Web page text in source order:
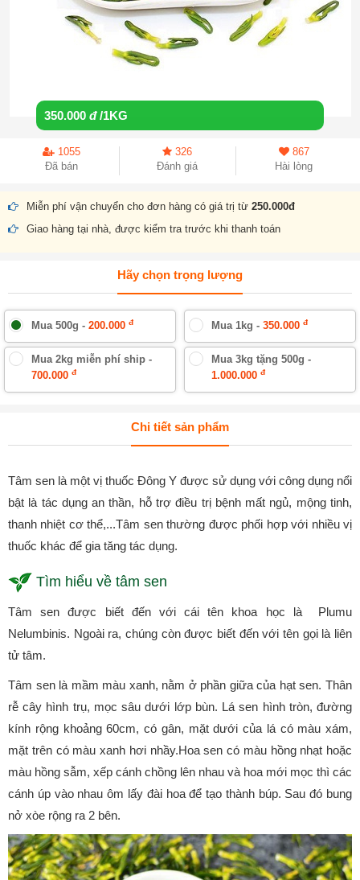
350.000 đ /1KG
1055
Đã bán
326
Đánh giá
867
Hài lòng
Miễn phí vận chuyển cho đơn hàng có giá trị từ 250.000đ
Giao hàng tại nhà, được kiểm tra trước khi thanh toán
Hãy chọn trọng lượng
Mua 500g - 200.000 đ Mua 1kg - 350.000 đ
Mua 2kg miễn phí ship -
700.000 đ
Mua 3kg tặng 500g -
1.000.000 đ
Chi tiết sản phẩm
Tâm sen là một vị thuốc Đông Y được sử dụng với công dụng nổi
bật là tác dụng an thần, hỗ trợ điều trị bệnh mất ngủ, mộng tinh,
thanh nhiệt cơ thể,...Tâm sen thường được phối hợp với nhiều vị
thuốc khác để gia tăng tác dụng.
Tìm hiểu về tâm sen
Tâm sen được biết đến với cái tên khoa học là Plumu
Nelumbinis. Ngoài ra, chúng còn được biết đến với tên gọi là liên
tử tâm.
Tâm sen là mầm màu xanh, nằm ở phần giữa của hạt sen. Thân
rễ cây hình trụ, mọc sâu dưới lớp bùn. Lá sen hình tròn, đường
kính rộng khoảng 60cm, có gân, mặt dưới của lá có màu xám,
mặt trên có màu xanh hơi nhầy.Hoa sen có màu hồng nhạt hoặc
màu hồng sẫm, xếp cánh chồng lên nhau và hoa mới mọc thì các
cánh úp vào nhau ôm lấy đài hoa để tạo thành búp. Sau đó bung
nở xòe rộng ra 2 bên.